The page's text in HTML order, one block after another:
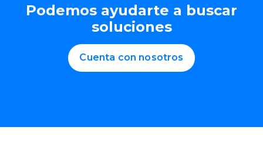
Podemos ayudarte a buscar
soluciones
Cuenta con nosotros